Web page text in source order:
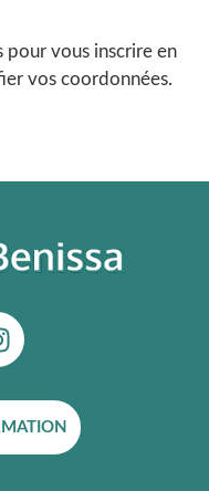
pour vous inscrire en
vos coordonnées.